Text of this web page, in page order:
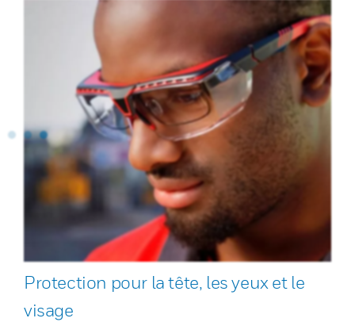
Protection pour la tête, les yeux et le
visage